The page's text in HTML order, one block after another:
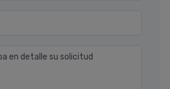
en detalle su solicitud